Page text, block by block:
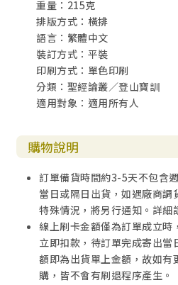
重量：215克
排版方式：橫排
語言：繁體中文
裝訂方式：平裝
印刷方式：單色印刷
分類：聖經論叢／登山寶訓
適用對象：適用所有人
購物說明
訂單備貨時間約3-5天不包含
當日或隔日出貨，如遇廠商
特殊情況，將另行通知。詳細
線上刷卡金額僅為訂單成立時
立即扣款，待訂單完成寄出當
額即為出貨單上金額，故如有
購，皆不會有刷退程序產生。